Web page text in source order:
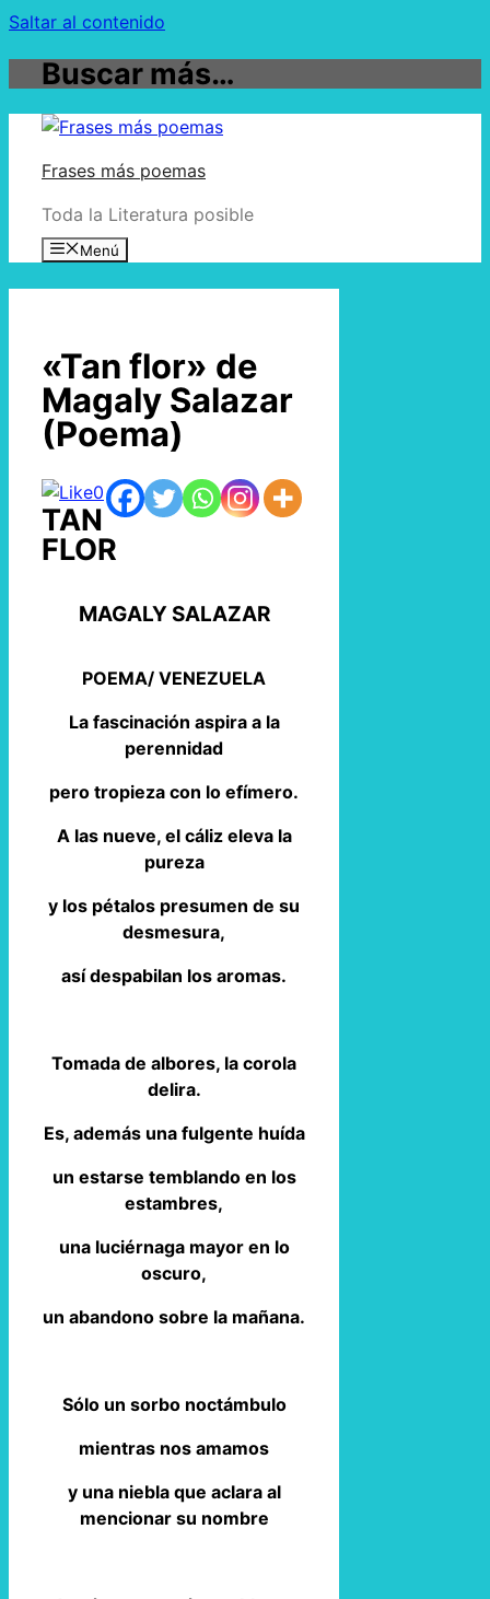
Saltar al contenido
Buscar más…
Frases más poemas
Toda la Literatura posible
Menú
«Tan flor» de
Magaly Salazar
(Poema)
0
TAN
FLOR
MAGALY SALAZAR
POEMA/ VENEZUELA
La fascinación aspira a la
perennidad
pero tropieza con lo efímero.
A las nueve, el cáliz eleva la
pureza
y los pétalos presumen de su
desmesura,
así despabilan los aromas.
Tomada de albores, la corola
delira.
Es, además una fulgente huída
un estarse temblando en los
estambres,
una luciérnaga mayor en lo
oscuro,
un abandono sobre la mañana.
Sólo un sorbo noctámbulo
mientras nos amamos
y una niebla que aclara al
mencionar su nombre